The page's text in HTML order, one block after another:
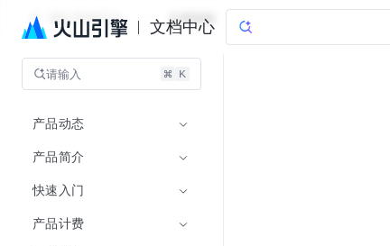
文档中心
增长营销平台 文档指南
请输入
产品动态
产品简介
快速入门
产品计费